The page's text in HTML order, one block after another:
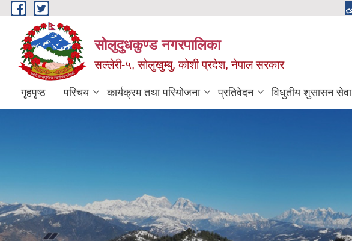
Skip to main content
सोलुदुधकुण्ड नगरपालिका
सल्लेरी-५, सोलुखुम्बु, कोशी प्रदेश, नेपाल सरकार
गृहपृष्ठ परिचय कार्यक्रम तथा परियोजना प्रतिवेदन विधुतीय शुसासन सेवा